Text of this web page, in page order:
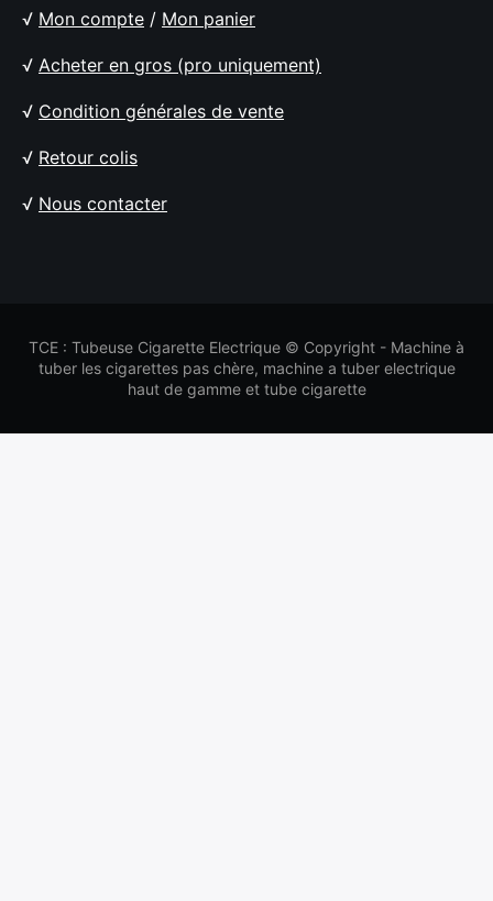
√ Mon compte / Mon panier
√ Acheter en gros (pro uniquement)
√ Condition générales de vente
√ Retour colis
√ Nous contacter
TCE : Tubeuse Cigarette Electrique © Copyright - Machine à
tuber les cigarettes pas chère, machine a tuber electrique
haut de gamme et tube cigarette